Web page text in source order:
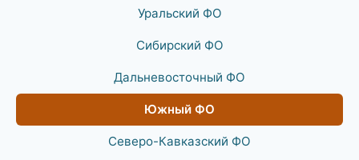
Уральский ФО
Сибирский ФО
Дальневосточный ФО
Южный ФО
Северо-Кавказский ФО